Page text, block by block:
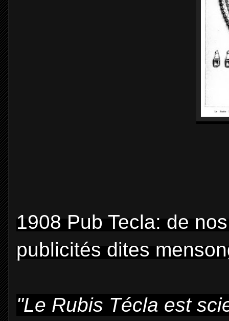
1908 Pub Tecla: de
publicités dites
"Le Rubis Técla est